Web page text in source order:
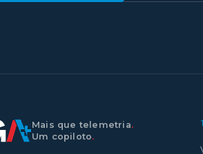
Mais que telemetria.
Um copiloto.